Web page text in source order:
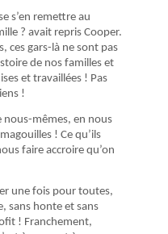
s’en remettre au
? avait repris Cooper.
ces gars-là ne sont pas
de nos familles et
et travaillées ! Pas
!
nous-mêmes, en nous
! Ce qu’ils
faire accroire qu’on
une fois pour toutes,
sans honte et sans
! Franchement,